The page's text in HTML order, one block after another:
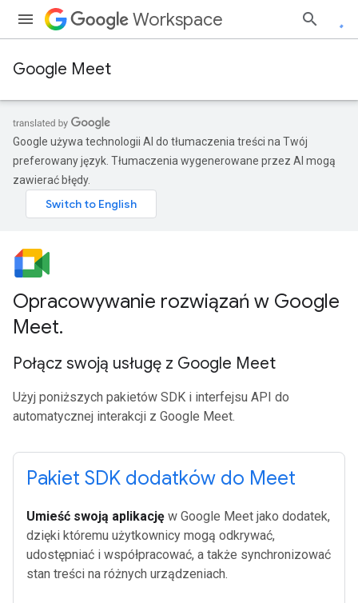
Workspace
Google Meet
Google używa technologii AI do tłumaczenia treści na Twój
preferowany język. Tłumaczenia wygenerowane przez AI mogą
zawierać błędy.
Opracowywanie rozwiązań w Google
Meet.
Połącz swoją usługę z Google Meet
Użyj poniższych pakietów SDK i interfejsu API do
automatycznej interakcji z Google Meet.
Pakiet SDK dodatków do Meet
Umieść swoją aplikację w Google Meet jako dodatek,
dzięki któremu użytkownicy mogą odkrywać,
udostępniać i współpracować, a także synchronizować
stan treści na różnych urządzeniach.